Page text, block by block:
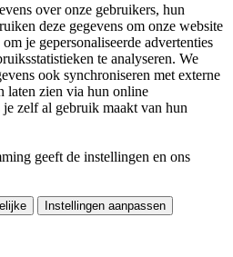
over onze gebruikers, hun
deze gegevens om onze website
je gepersonaliseerde advertenties
te analyseren. We
ook synchroniseren met externe
laten zien via hun online
zelf al gebruik maakt van hun
geeft de instellingen en ons
Instellingen aanpassen